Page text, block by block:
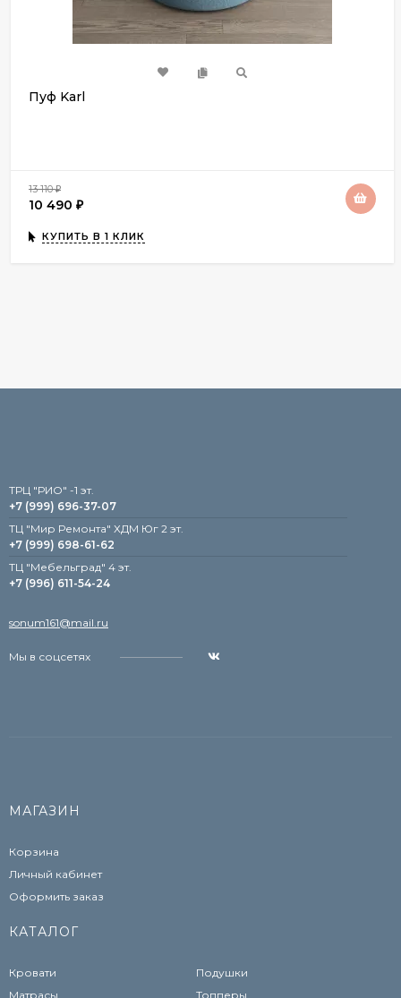
Пуф Karl
13 110₽
10 490 ₽
КУПИТЬ В 1 КЛИК
TРЦ "РИО" -1 эт.
+7 (999) 696-37-07
ТЦ "Мир Ремонта" ХДМ Юг 2 эт.
+7 (999) 698-61-62
TЦ "Мебельград" 4 эт.
+7 (996) 611-54-24
sonum161@mail.ru
Мы в соцсетях
МАГАЗИН
Корзина
Личный кабинет
Оформить заказ
КАТАЛОГ
Кровати
Матрасы
Подушки
Топперы